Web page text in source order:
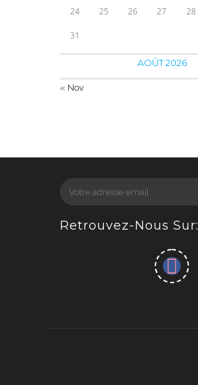
AOÛT 2026
24 25 26 27 28
31
« Nov
Retrouvez-Nous Sur: